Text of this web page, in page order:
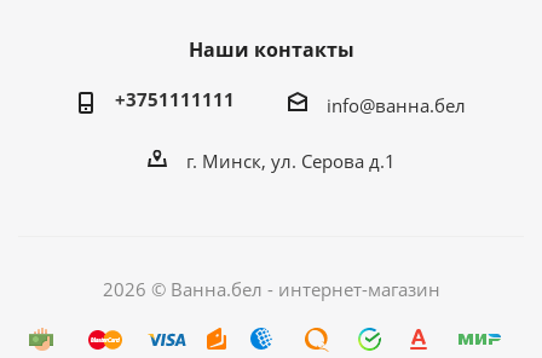
Наши контакты
+3751111111 info@ванна.бел
г. Минск, ул. Серова д.1
2026 © Ванна.бел - интернет-магазин